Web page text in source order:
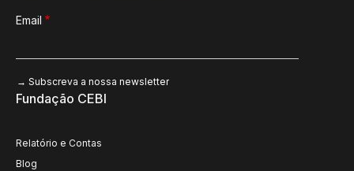
Email
Fundação CEBI
Relatório e Contas
Blog